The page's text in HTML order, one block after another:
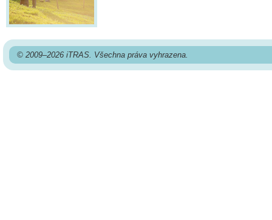
© 2009–2026 iTRAS. Všechna práva vyhrazena.